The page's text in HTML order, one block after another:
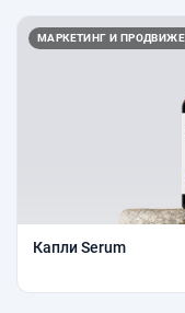
МАРКЕТИНГ И
Капли Serum